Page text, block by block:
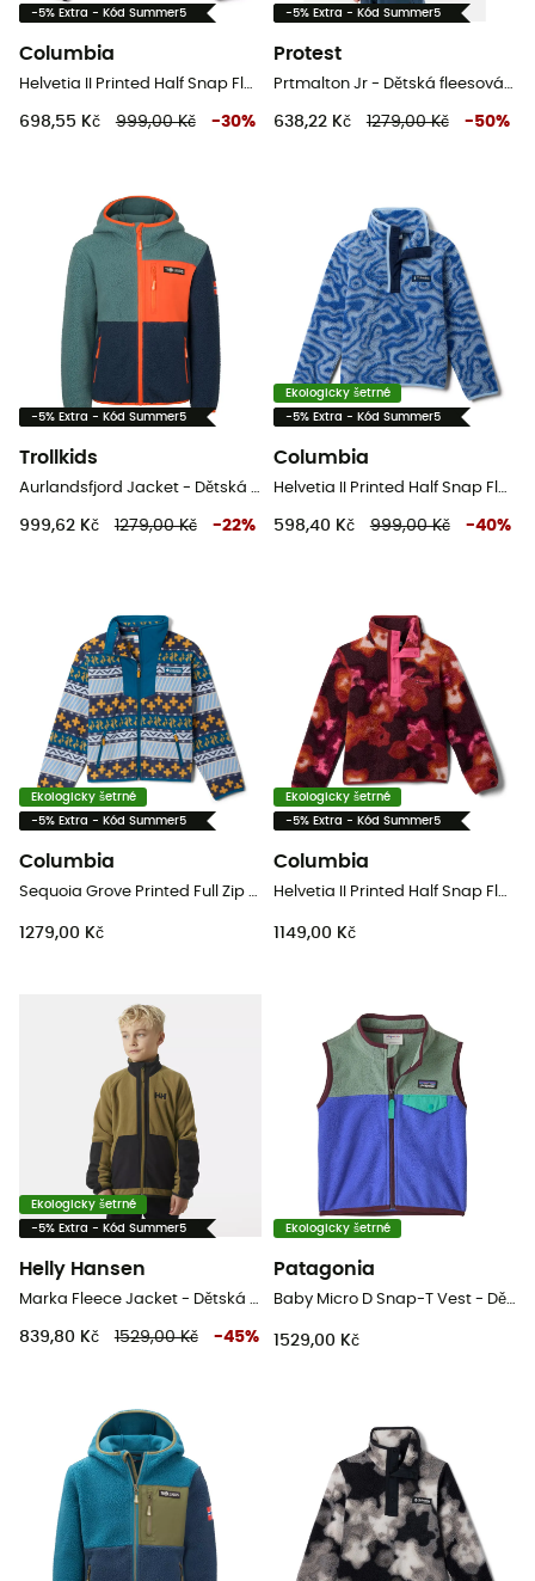
-5% Extra - Kód Summer5
Columbia
698,55 Kč 999,00 Kč -30%
-5% Extra - Kód Summer5
Protest
638,22 Kč 1279,00 Kč -50%
-5% Extra - Kód Summer5
Trollkids
999,62 Kč 1279,00 Kč -22%
Ekologicky šetrné
-5% Extra - Kód Summer5
Columbia
598,40 Kč 999,00 Kč -40%
Ekologicky šetrné
-5% Extra - Kód Summer5
Columbia
1279,00 Kč
Ekologicky šetrné
-5% Extra - Kód Summer5
Columbia
1149,00 Kč
Ekologicky šetrné
-5% Extra - Kód Summer5
Helly Hansen
839,80 Kč 1529,00 Kč -45%
Ekologicky šetrné
Patagonia
1529,00 Kč